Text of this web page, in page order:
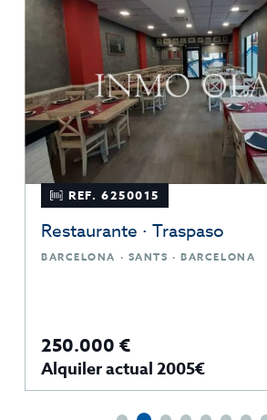
REF. 6250015
Restaurante · Traspaso
BARCELONA · SANTS · BARCELONA
250.000 €
Alquiler actual 2005€